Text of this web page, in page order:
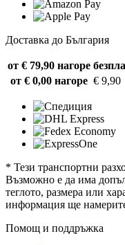
Доставка до България
от € 79,90 нагоре
от € 0,00 нагоре € 9,90
* Тези транспортни
Възможно е да има
теглото, размера или
информация ще
Помощ и поддръжка